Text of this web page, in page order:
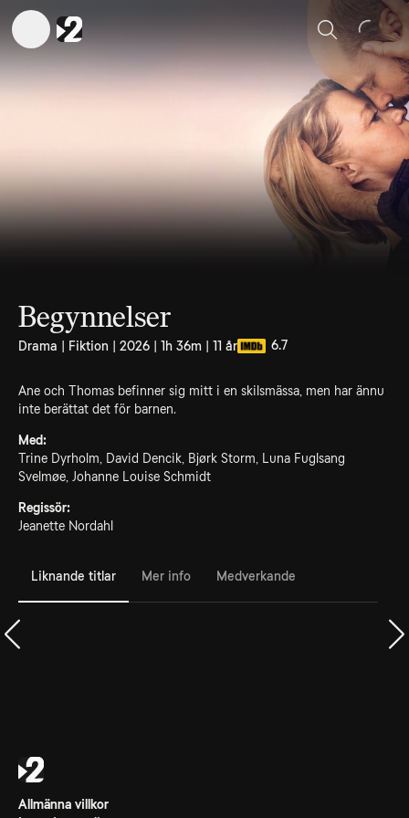
Sök
Begynnelser
Drama | Fiktion | 2026 | 1h 36m | 11 år 6.7
Ane och Thomas befinner sig mitt i en skilsmässa, men har ännu
inte berättat det för barnen.
Med:
Trine Dyrholm, David Dencik, Bjørk Storm, Luna Fuglsang
Svelmøe, Johanne Louise Schmidt
Regissör:
Jeanette Nordahl
Liknande titlar Mer info Medverkande
Allmänna villkor